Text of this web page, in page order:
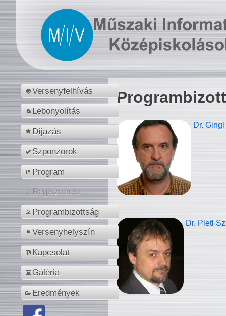
Versenyfelhívás
Lebonyolítás
Díjazás
Szponzorok
Program
Regisztráció
Programbizottság
Versenyhelyszín
Kapcsolat
Galéria
Eredmények
Dr.
Dr. Pletl